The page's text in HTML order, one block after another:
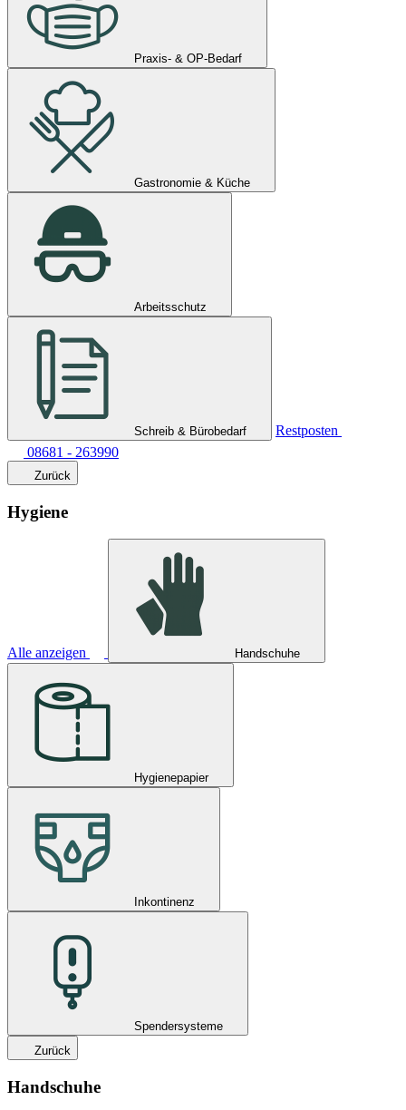
Praxis- & OP-Bedarf
Gastronomie & Küche
Arbeitsschutz
Schreib & Bürobedarf
Restposten
08681 - 263990
Zurück
Hygiene
Alle anzeigen Handschuhe
Hygienepapier
Inkontinenz
Spendersysteme
Zurück
Handschuhe